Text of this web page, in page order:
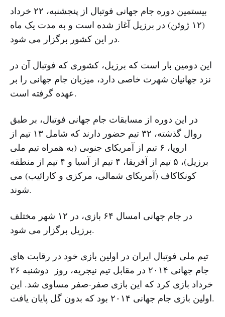
بیستمین دوره جام جهانی فوتبال از پنجشنبه، ۲۲ خرداد
(۱۲ ژوئن) در برزیل آغاز شده است و به مدت یک ماه
در این کشور برگزار می شود.
این دومین بار است که برزیل، کشوری که فوتبال آن در
نزد جهانیان شهرت خاصی دارد، میزبان جام جهانی را بر
عهده گرفته است.
در این دوره از مسابقات جام جهانی فوتبال، بر طبق
روال گذشته، ۳۲ تیم حضور دارند که شامل ۱۳ تیم از
اروپا، ۶ تیم از آمریکای جنوبی (به همراه تیم ملی
برزیل)، ۵ تیم از آفریقا، ۴ تیم از آسیا و ۴ تیم از منطقه
کونکاکاف (آمریکای شمالی، مرکزی و کارائیب) می
شوند.
در جام جهانی امسال ۶۴ بازی، در ۱۲ شهر مختلف
برزیل برگزار می شود.
تیم ملی فوتبال ایران در اولین بازی خود در رقابت های
جام جهانی ۲۰۱۴ در مقابل تیم نیجریه، روز دوشنبه ۲۶
خرداد بازی کرد که این بازی صفر-صفر مساوی شد. این
اولین بازی جام جهانی ۲۰۱۴ بود که بدون گل پایان یافت.